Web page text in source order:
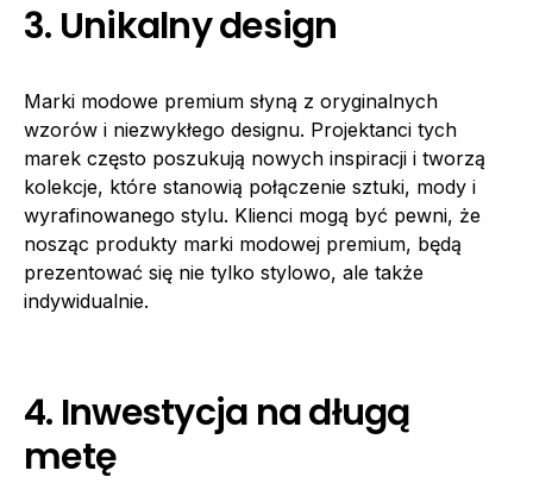
3. Unikalny design
Marki modowe premium słyną z oryginalnych
wzorów i niezwykłego designu. Projektanci tych
marek często poszukują nowych inspiracji i tworzą
kolekcje, które stanowią połączenie sztuki, mody i
wyrafinowanego stylu. Klienci mogą być pewni, że
nosząc produkty marki modowej premium, będą
prezentować się nie tylko stylowo, ale także
indywidualnie.
4. Inwestycja na długą
metę